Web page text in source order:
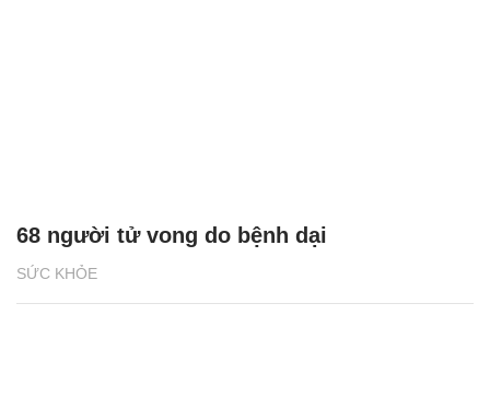
SỨC KHỎE
68 người tử vong do bệnh dại